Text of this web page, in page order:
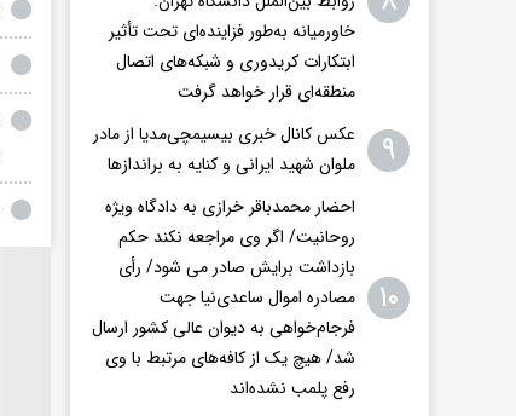
خاورمیانه به‌طور فزاینده‌ای تحت تأثیر
ابتکارات کریدوری و شبکه‌های اتصال
منطقه‌ای قرار خواهد گرفت
۹
عکس کانال خبری بیسیمچی‌مدیا از مادر
ملوان شهید ایرانی و کنایه به براندازها
۱۰
احضار محمدباقر خرازی به دادگاه ویژه
روحانیت/ اگر وی مراجعه نکند حکم
بازداشت برایش صادر می شود/ رأی
مصادره اموال ساعدی‌نیا جهت
فرجام‌خواهی به دیوان عالی کشور ارسال
شد/ هیچ یک از کافه‌های مرتبط با وی
رفع پلمب نشده‌اند